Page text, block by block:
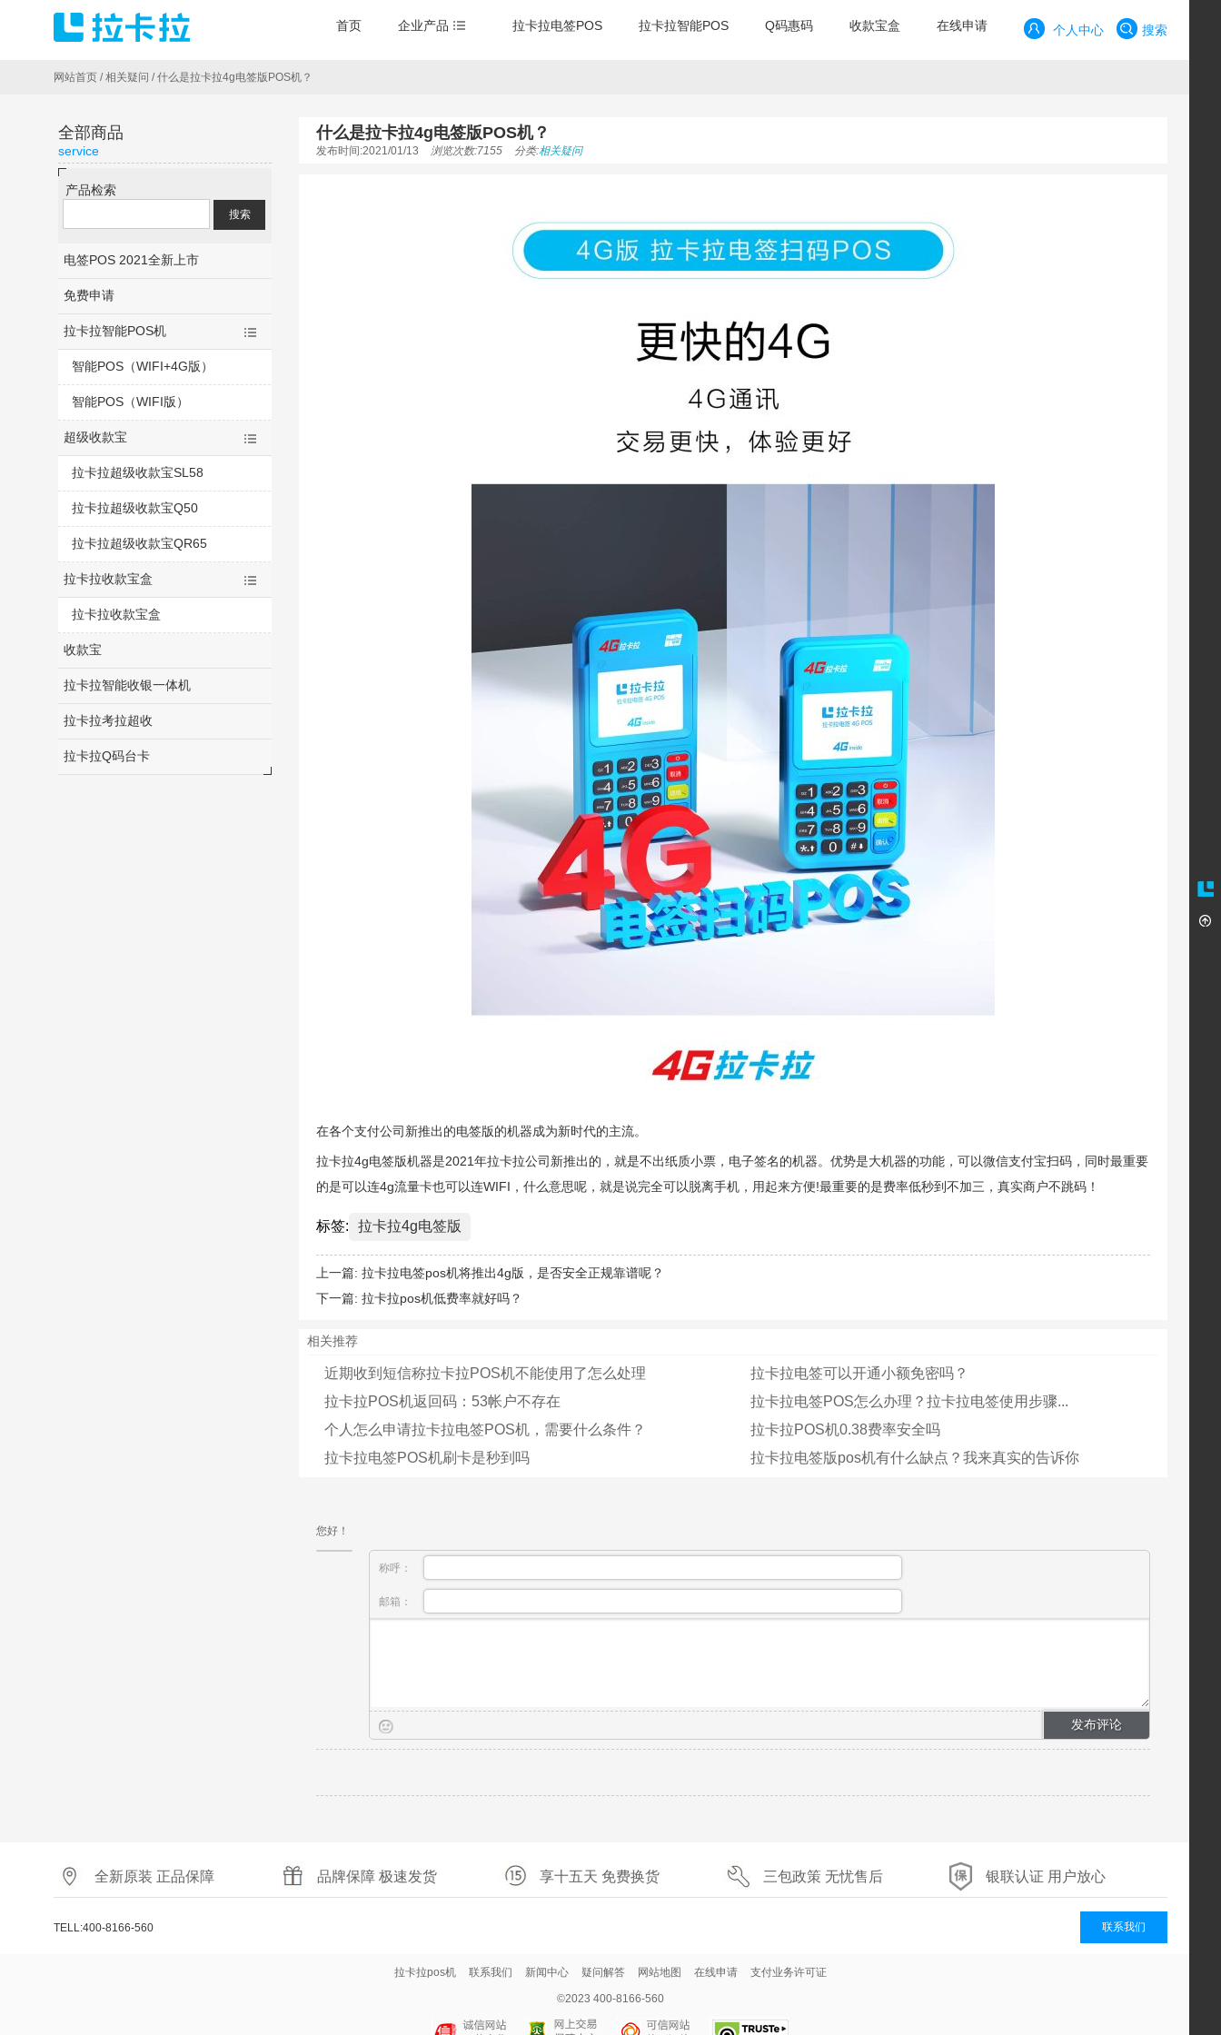
个人中心 搜索
首页 企业产品 拉卡拉电签POS 拉卡拉智能POS Q码惠码 收款宝盒 在线申请
网站首页 /相关疑问 /什么是拉卡拉4g电签版POS机？
全部商品
service
产品检索
电签POS 2021全新上市
免费申请
拉卡拉智能POS机
智能POS（WIFI+4G版）
智能POS（WIFI版）
超级收款宝
拉卡拉超级收款宝SL58
拉卡拉超级收款宝Q50
拉卡拉超级收款宝QR65
拉卡拉收款宝盒
拉卡拉收款宝盒
收款宝
拉卡拉智能收银一体机
拉卡拉考拉超收
拉卡拉Q码台卡
什么是拉卡拉4g电签版POS机？
发布时间:2021/01/13 浏览次数:7155 分类:相关疑问
在各个支付公司新推出的电签版的机器成为新时代的主流。
拉卡拉4g电签版机器是2021年拉卡拉公司新推出的，就是不出纸质小票，电子签名的机器。优势是大机器的功能，可以微信支付宝扫码，同时最重要
的是可以连4g流量卡也可以连WIFI，什么意思呢，就是说完全可以脱离手机，用起来方便!最重要的是费率低秒到不加三，真实商户不跳码！
标签: 拉卡拉4g电签版
上一篇: 拉卡拉电签pos机将推出4g版，是否安全正规靠谱呢？
下一篇: 拉卡拉pos机低费率就好吗？
相关推荐
近期收到短信称拉卡拉POS机不能使用了怎么处理
拉卡拉电签可以开通小额免密吗？
拉卡拉POS机返回码：53帐户不存在
拉卡拉电签POS怎么办理？拉卡拉电签使用步骤...
个人怎么申请拉卡拉电签POS机，需要什么条件？
拉卡拉POS机0.38费率安全吗
拉卡拉电签POS机刷卡是秒到吗
拉卡拉电签版pos机有什么缺点？我来真实的告诉你
您好！
称呼：
邮箱：
全新原装 正品保障 品牌保障 极速发货 享十五天 免费换货 三包政策 无忧售后 银联认证 用户放心
TELL:400-8166-560 联系我们
拉卡拉pos机 联系我们 新闻中心 疑问解答 网站地图 在线申请 支付业务许可证
©2023 400-8166-560